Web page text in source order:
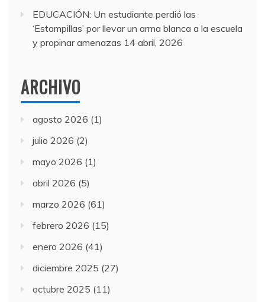
EDUCACIÓN: Un estudiante perdió las
‘Estampillas’ por llevar un arma blanca a la escuela
y propinar amenazas 14 abril, 2026
ARCHIVO
agosto 2026 (1)
julio 2026 (2)
mayo 2026 (1)
abril 2026 (5)
marzo 2026 (61)
febrero 2026 (15)
enero 2026 (41)
diciembre 2025 (27)
octubre 2025 (11)